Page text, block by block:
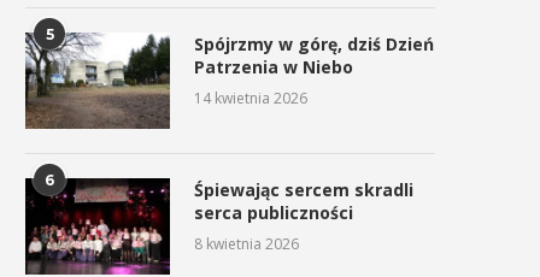
5
Spójrzmy w górę, dziś Dzień
Patrzenia w Niebo
14 kwietnia 2026
6
Śpiewając sercem skradli
serca publiczności
8 kwietnia 2026